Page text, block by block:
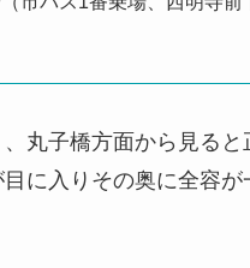
丸子橋方面から見ると
に入りその奥に全容が